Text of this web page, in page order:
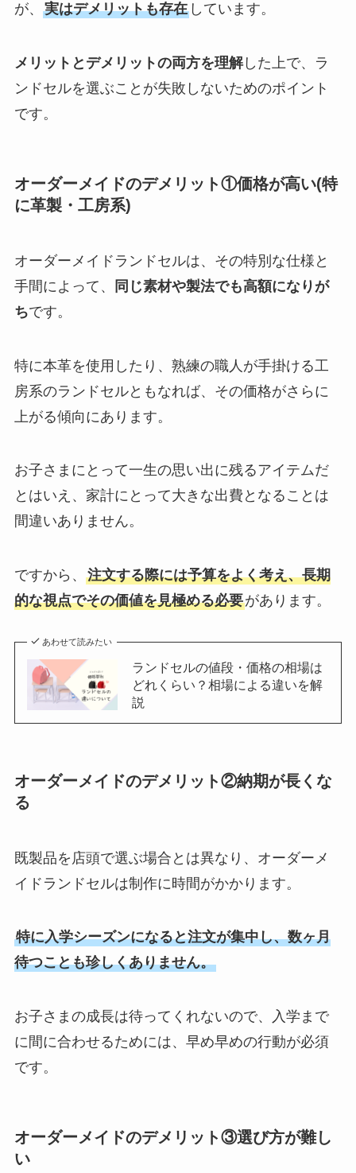
が、 実はデメリットも存在しています。
メリットとデメリットの両方を理解した上で、ラ
ンドセルを選ぶことが失敗しないためのポイント
です。
オーダーメイドのデメリット①価格が高い(特
に革製・工房系)
オーダーメイドランドセルは、その特別な仕様と
手間によって、
同じ素材や製法でも高額になりが
ちです。
特に本革を使用したり、熟練の職人が手掛ける工
房系のランドセルともなれば、その価格がさらに
上がる傾向にあります。
お子さまにとって一生の思い出に残るアイテムだ
とはいえ、家計にとって大きな出費となることは
間違いありません。
ですから、 注文する際には予算をよく考え、長期
的な視点でその価値を見極める必要があります。
あわせて読みたい
ランドセルの値段・価格の相場は
どれくらい？相場による違いを解
説
オーダーメイドのデメリット②納期が長くな
る
既製品を店頭で選ぶ場合とは異なり、オーダーメ
イドランドセルは制作に時間がかかります。
特に入学シーズンになると注文が集中し、数ヶ月
待つことも珍しくありません。
お子さまの成長は待ってくれないので、入学まで
に間に合わせるためには、早め早めの行動が必須
です。
オーダーメイドのデメリット③選び方が難し
い